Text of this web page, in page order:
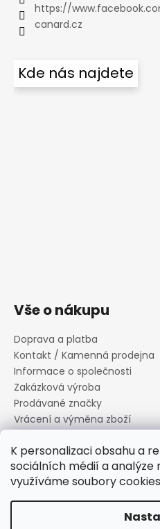
K personalizaci obsahu a
sociálních médií a analýze
využíváme soubory
https://
canard.cz
Kde nás najdete
Vše o nákupu
Doprava a platba
Kontakt / Kamenná prodejna
Informace o společnosti
Zakázková výroba
Prodávané značky
Vrácení a výměna zboží
Informace o souborech
Reklamační řád
Obchodní podmínky